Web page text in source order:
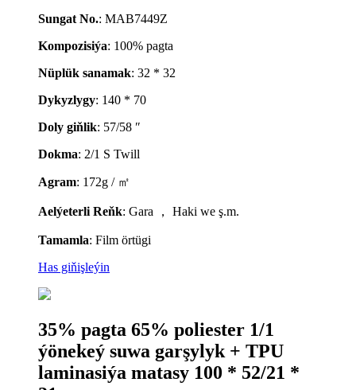
Sungat No.: MAB7449Z
Kompozisiýa: 100% pagta
Nüplük sanamak: 32 * 32
Dykyzlygy: 140 * 70
Doly giňlik: 57/58 ″
Dokma: 2/1 S Twill
Agram: 172g / ㎡
Aelýeterli Reňk: Gara ， Haki we ş.m.
Tamamla: Film örtügi
Has giňişleýin
35% pagta 65% poliester 1/1
ýönekeý suwa garşylyk + TPU
laminasiýa matasy 100 * 52/21 *